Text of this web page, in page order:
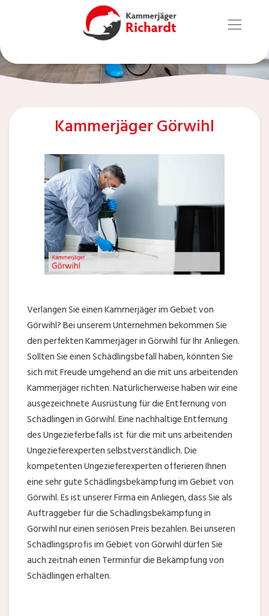
Kammerjäger Görwihl
Verlangen Sie einen Kammerjäger im Gebiet von
Görwihl? Bei unserem Unternehmen bekommen Sie
den perfekten Kammerjäger in Görwihl für Ihr Anliegen.
Sollten Sie einen Schädlingsbefall haben, könnten Sie
sich mit Freude umgehend an die mit uns arbeitenden
Kammerjäger richten. Natürlicherweise haben wir eine
ausgezeichnete Ausrüstung für die Entfernung von
Schädlingen in Görwihl. Eine nachhaltige Entfernung
des Ungezieferbefalls ist für die mit uns arbeitenden
Ungezieferexperten selbstverständlich. Die
kompetenten Ungezieferexperten offerieren Ihnen
eine sehr gute Schädlingsbekämpfung im Gebiet von
Görwihl. Es ist unserer Firma ein Anliegen, dass Sie als
Auftraggeber für die Schädlingsbekämpfung in
Görwihl nur einen seriösen Preis bezahlen. Bei unseren
Schädlingsprofis im Gebiet von Görwihl dürfen Sie
auch zeitnah einen Terminfür die Bekämpfung von
Schädlingen erhalten.